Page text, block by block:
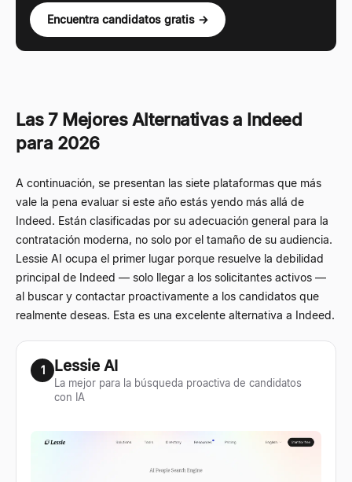
Encuentra candidatos gratis →
Las 7 Mejores Alternativas a Indeed
para 2026
A continuación, se presentan las siete plataformas que más
vale la pena evaluar si este año estás yendo más allá de
Indeed. Están clasificadas por su adecuación general para la
contratación moderna, no solo por el tamaño de su audiencia.
Lessie AI ocupa el primer lugar porque resuelve la debilidad
principal de Indeed — solo llegar a los solicitantes activos —
al buscar y contactar proactivamente a los candidatos que
realmente deseas. Esta es una excelente alternativa a Indeed.
1 Lessie AI
La mejor para la búsqueda proactiva de candidatos
con IA